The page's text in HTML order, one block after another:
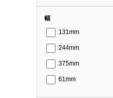
幅
131mm
244mm
375mm
61mm